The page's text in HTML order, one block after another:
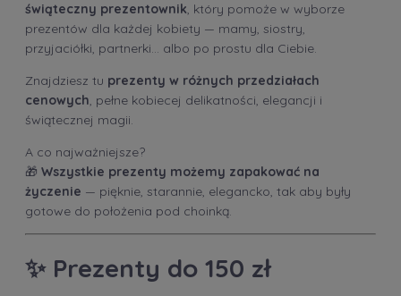
świąteczny prezentownik, który pomoże w wyborze
prezentów dla każdej kobiety — mamy, siostry,
przyjaciółki, partnerki… albo po prostu dla Ciebie.
Znajdziesz tu prezenty w różnych przedziałach
cenowych, pełne kobiecej delikatności, elegancji i
świątecznej magii.
A co najważniejsze?
🎁 Wszystkie prezenty możemy zapakować na
życzenie — pięknie, starannie, elegancko, tak aby były
gotowe do położenia pod choinką.
✨ Prezenty do 150 zł